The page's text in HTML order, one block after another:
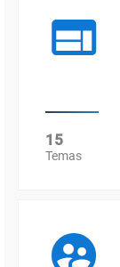
15
Temas